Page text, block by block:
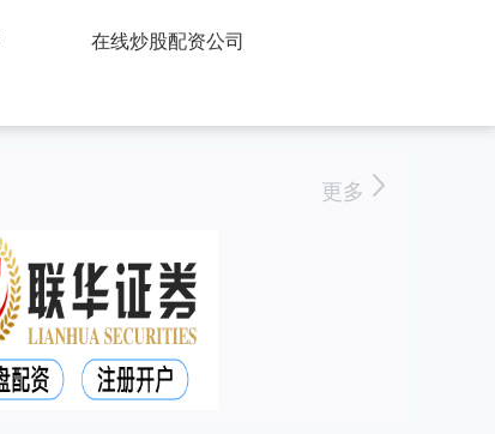
在线炒股配资公司
更多